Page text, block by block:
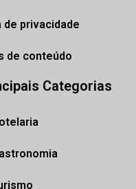
de privacidade
de conteúdo
Categorias